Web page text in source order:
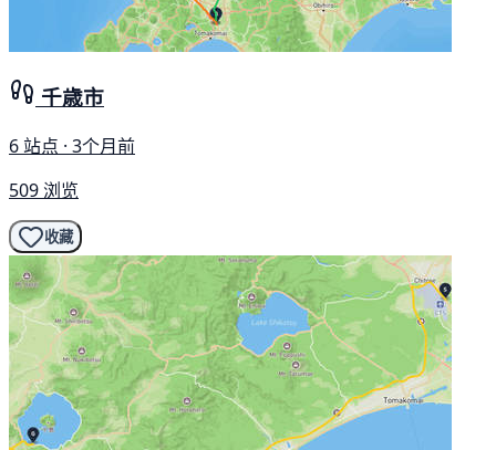
千歳市
6 站点 · 3个月前
509 浏览
收藏